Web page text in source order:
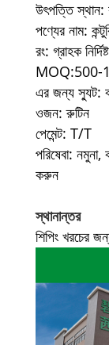
উৎপত্তি স্থান:
পণ্যের নাম:
রং: গ্রাহক
MOQ:500-
এর জন্য স্যুট:
ওজন: রুটিন
পেমেন্ট: T/T
পরিষেবা:
করুন
স্থানান্তর
শিপিং খরচের